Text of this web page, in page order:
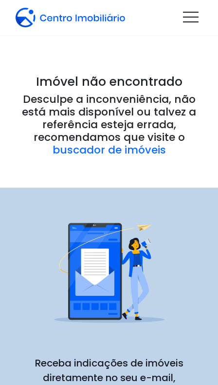
Imóvel não encontrado
Desculpe a inconveniência, não
está mais disponível ou talvez a
referência esteja errada,
recomendamos que visite o
buscador de imóveis
Receba indicações de imóveis
diretamente no seu e-mail,